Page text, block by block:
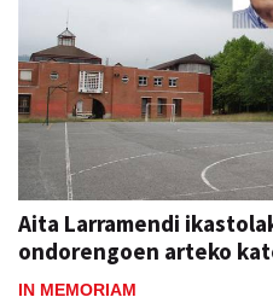
Aita Larramendi
ondorengoen arteko
IN MEMORIAM